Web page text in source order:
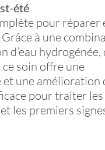
été
pour réparer
à une
d’eau hydrogénée,
soin offre une
une amélioration
pour traiter les
les premiers